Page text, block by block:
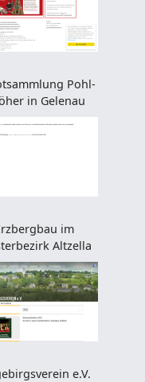
Pohl-
in Gelenau
im
Altzella
e.V.